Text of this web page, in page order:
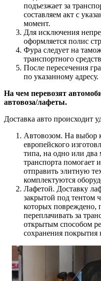
подъезжает за
составляем акт с
момент.
Для исключения
оформляется полис
Фура следует на
транспортного
После пересечения
по указанному адресу.
На чем перевозят
автовоза/лафеты.
Доставка авто происходит
Автовозом. На выбор
европейского
типа, на одно или два
транспорта помогает
отправить элитную
комплектуются
Лафетой. Доставку
закрытой под тентом
которых повреждено,
переплачивать за
открытым способом
сохранения покрытия